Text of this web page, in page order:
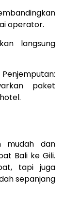
operator.
langsung
paket
mudah dan
Bali ke Gili.
tapi juga
sepanjang